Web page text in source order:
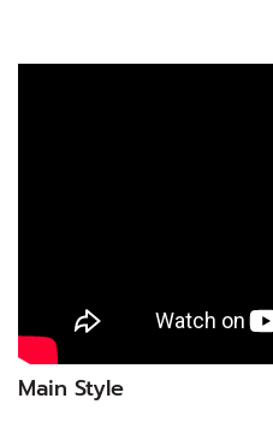
Main Style